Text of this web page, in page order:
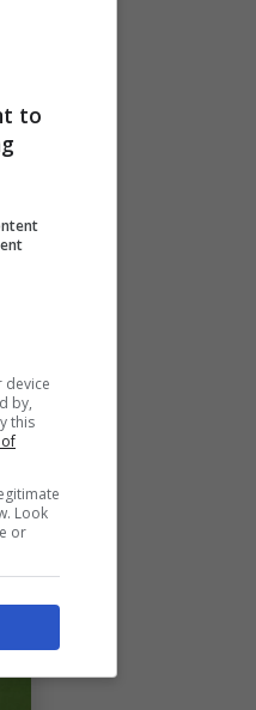
to
device
by,
this
of
Look
or